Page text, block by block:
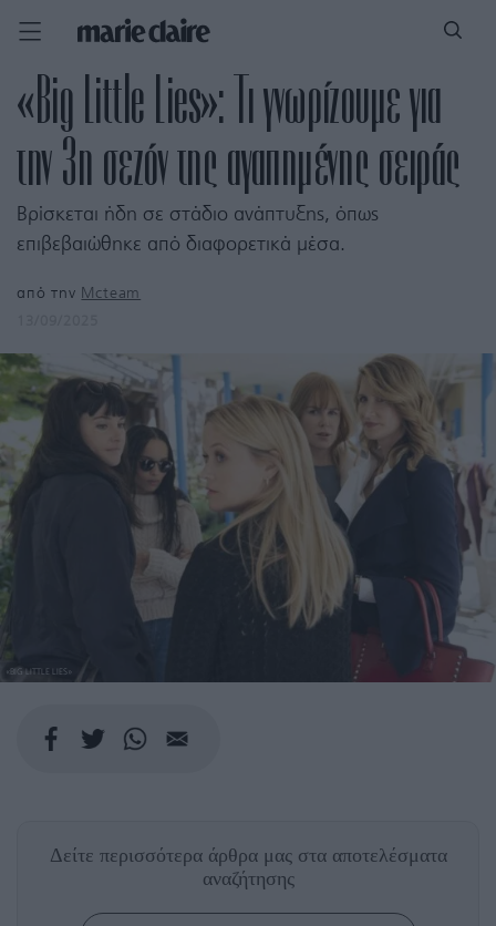
«Big Little Lies»: Τι γνωρίζουμε για
την 3η σεζόν της αγαπημένης σειράς
Βρίσκεται ήδη σε στάδιο ανάπτυξης, όπως
επιβεβαιώθηκε από διαφορετικά μέσα.
από την Mcteam
«BIG LITTLE LIES»
Δείτε περισσότερα άρθρα μας στα αποτελέσματα
αναζήτησης